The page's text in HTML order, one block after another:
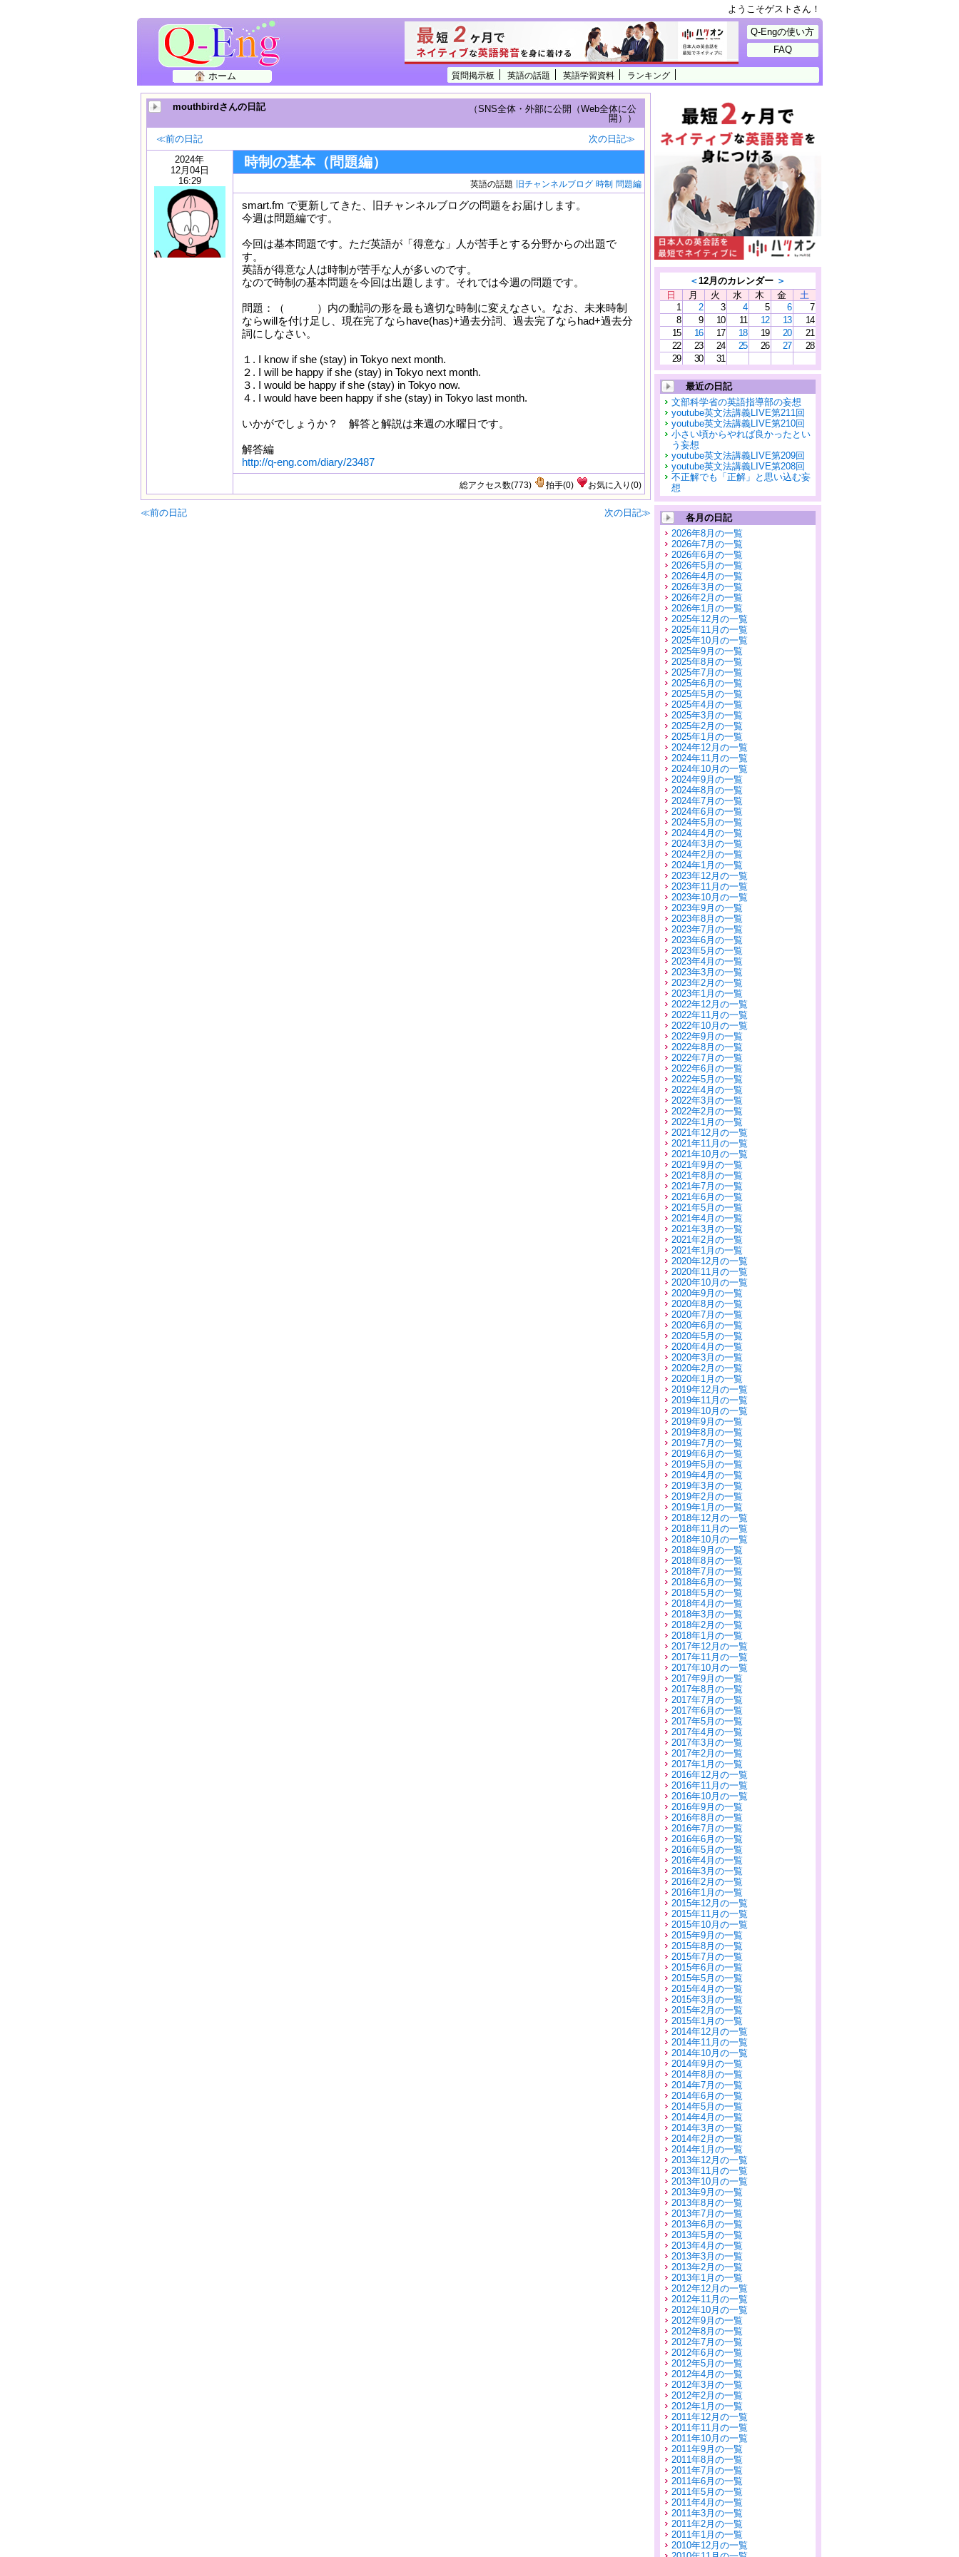
ようこそゲストさん！
質問掲示板 英語の話題 英語学習資料 ランキング
ホーム
Q-Engの使い方
FAQ
mouthbirdさんの日記
（SNS全体・外部に公開（Web全体に公
開））
≪前の日記
次の日記≫
2024年
12月04日
16:29
時制の基本（問題編）
英語の話題 旧チャンネルブログ 時制 問題編
smart.fm で更新してきた、旧チャンネルブログの問題をお届けします。
今週は問題編です。
今回は基本問題です。ただ英語が「得意な」人が苦手とする分野からの出題で
す。
英語が得意な人は時制が苦手な人が多いのです。
なので時制の基本問題を今回は出題します。それでは今週の問題です。
問題：（ ）内の動詞の形を最も適切な時制に変えなさい。なお、未来時制
ならwillを付け足し、現在完了ならhave(has)+過去分詞、過去完了ならhad+過去分
詞にしなさい。
１. I know if she (stay) in Tokyo next month.
２. I will be happy if she (stay) in Tokyo next month.
３. I would be happy if she (stay) in Tokyo now.
４. I would have been happy if she (stay) in Tokyo last month.
いかがでしょうか？ 解答と解説は来週の水曜日です。
解答編
http://q-eng.com/diary/23487
総アクセス数(773) 拍手(0) お気に入り (0)
≪前の日記 次の日記≫
＜12月のカレンダー ＞
日
月 火 水 木 金
土
1
2 3 4 5 6
7
8
9 10 11 12 13
14
15
16 17 18 19 20
21
22
23 24 25 26 27
28
29
30 31
最近の日記
文部科学省の英語指導部の妄想
youtube英文法講義LIVE第211回
youtube英文法講義LIVE第210回
小さい頃からやれば良かったとい
う妄想
youtube英文法講義LIVE第209回
youtube英文法講義LIVE第208回
不正解でも「正解」と思い込む妄
想
各月の日記
2026年8月の一覧
2026年7月の一覧
2026年6月の一覧
2026年5月の一覧
2026年4月の一覧
2026年3月の一覧
2026年2月の一覧
2026年1月の一覧
2025年12月の一覧
2025年11月の一覧
2025年10月の一覧
2025年9月の一覧
2025年8月の一覧
2025年7月の一覧
2025年6月の一覧
2025年5月の一覧
2025年4月の一覧
2025年3月の一覧
2025年2月の一覧
2025年1月の一覧
2024年12月の一覧
2024年11月の一覧
2024年10月の一覧
2024年9月の一覧
2024年8月の一覧
2024年7月の一覧
2024年6月の一覧
2024年5月の一覧
2024年4月の一覧
2024年3月の一覧
2024年2月の一覧
2024年1月の一覧
2023年12月の一覧
2023年11月の一覧
2023年10月の一覧
2023年9月の一覧
2023年8月の一覧
2023年7月の一覧
2023年6月の一覧
2023年5月の一覧
2023年4月の一覧
2023年3月の一覧
2023年2月の一覧
2023年1月の一覧
2022年12月の一覧
2022年11月の一覧
2022年10月の一覧
2022年9月の一覧
2022年8月の一覧
2022年7月の一覧
2022年6月の一覧
2022年5月の一覧
2022年4月の一覧
2022年3月の一覧
2022年2月の一覧
2022年1月の一覧
2021年12月の一覧
2021年11月の一覧
2021年10月の一覧
2021年9月の一覧
2021年8月の一覧
2021年7月の一覧
2021年6月の一覧
2021年5月の一覧
2021年4月の一覧
2021年3月の一覧
2021年2月の一覧
2021年1月の一覧
2020年12月の一覧
2020年11月の一覧
2020年10月の一覧
2020年9月の一覧
2020年8月の一覧
2020年7月の一覧
2020年6月の一覧
2020年5月の一覧
2020年4月の一覧
2020年3月の一覧
2020年2月の一覧
2020年1月の一覧
2019年12月の一覧
2019年11月の一覧
2019年10月の一覧
2019年9月の一覧
2019年8月の一覧
2019年7月の一覧
2019年6月の一覧
2019年5月の一覧
2019年4月の一覧
2019年3月の一覧
2019年2月の一覧
2019年1月の一覧
2018年12月の一覧
2018年11月の一覧
2018年10月の一覧
2018年9月の一覧
2018年8月の一覧
2018年7月の一覧
2018年6月の一覧
2018年5月の一覧
2018年4月の一覧
2018年3月の一覧
2018年2月の一覧
2018年1月の一覧
2017年12月の一覧
2017年11月の一覧
2017年10月の一覧
2017年9月の一覧
2017年8月の一覧
2017年7月の一覧
2017年6月の一覧
2017年5月の一覧
2017年4月の一覧
2017年3月の一覧
2017年2月の一覧
2017年1月の一覧
2016年12月の一覧
2016年11月の一覧
2016年10月の一覧
2016年9月の一覧
2016年8月の一覧
2016年7月の一覧
2016年6月の一覧
2016年5月の一覧
2016年4月の一覧
2016年3月の一覧
2016年2月の一覧
2016年1月の一覧
2015年12月の一覧
2015年11月の一覧
2015年10月の一覧
2015年9月の一覧
2015年8月の一覧
2015年7月の一覧
2015年6月の一覧
2015年5月の一覧
2015年4月の一覧
2015年3月の一覧
2015年2月の一覧
2015年1月の一覧
2014年12月の一覧
2014年11月の一覧
2014年10月の一覧
2014年9月の一覧
2014年8月の一覧
2014年7月の一覧
2014年6月の一覧
2014年5月の一覧
2014年4月の一覧
2014年3月の一覧
2014年2月の一覧
2014年1月の一覧
2013年12月の一覧
2013年11月の一覧
2013年10月の一覧
2013年9月の一覧
2013年8月の一覧
2013年7月の一覧
2013年6月の一覧
2013年5月の一覧
2013年4月の一覧
2013年3月の一覧
2013年2月の一覧
2013年1月の一覧
2012年12月の一覧
2012年11月の一覧
2012年10月の一覧
2012年9月の一覧
2012年8月の一覧
2012年7月の一覧
2012年6月の一覧
2012年5月の一覧
2012年4月の一覧
2012年3月の一覧
2012年2月の一覧
2012年1月の一覧
2011年12月の一覧
2011年11月の一覧
2011年10月の一覧
2011年9月の一覧
2011年8月の一覧
2011年7月の一覧
2011年6月の一覧
2011年5月の一覧
2011年4月の一覧
2011年3月の一覧
2011年2月の一覧
2011年1月の一覧
2010年12月の一覧